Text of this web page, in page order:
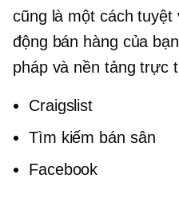
cũng là một cách
động bán hàng của
pháp và nền tảng trực
Craigslist
Tìm kiếm bán sân
Facebook